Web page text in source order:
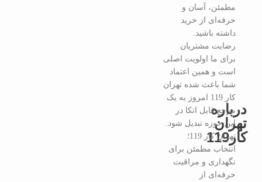
درباره
تهران
کار119
مطمئن، آسان و
حرفه‌ای از خرید
داشته باشید.
رضایت مشتریان
برای ما اولویت اصلی
است و همین اعتماد
شما باعث شده تهران
کار 119 امروز به یک
مرجع قابل اتکا در
این حوزه تبدیل شود.
تهران کار 119؛
انتخاب مطمئن برای
نگهداری و مراقبت
حرفه‌ای از